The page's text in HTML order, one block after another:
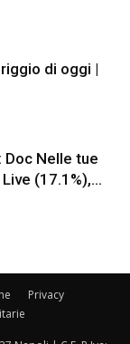
di oggi |
Nelle tue
(17.1%),...
Privacy